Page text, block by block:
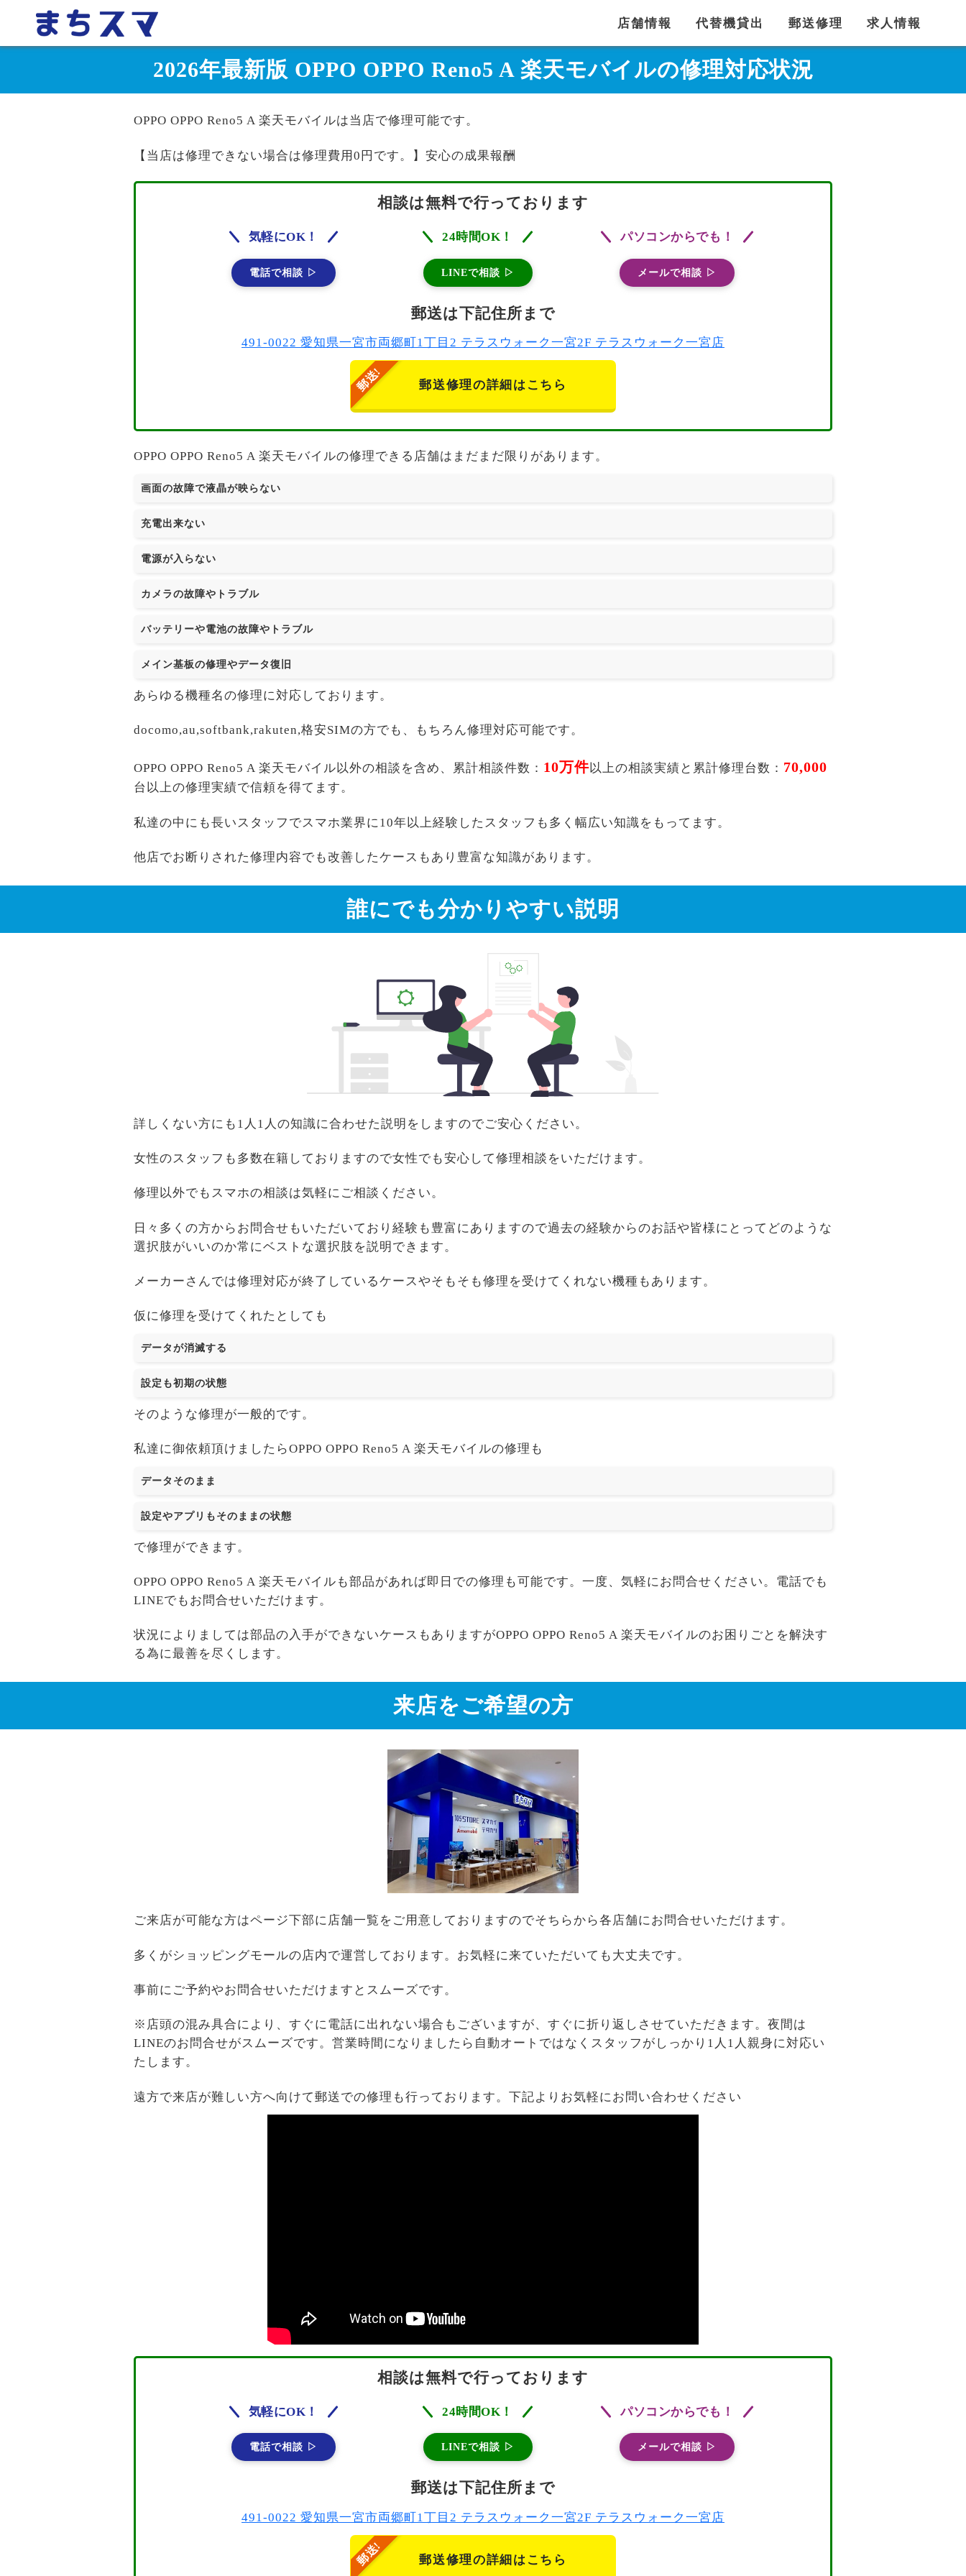
店舗情報 代替機貸出 郵送修理 求人情報
2026年最新版 OPPO OPPO Reno5 A 楽天モバイルの修理対応状況
OPPO OPPO Reno5 A 楽天モバイルは当店で修理可能です。
【当店は修理できない場合は修理費用0円です。】安心の成果報酬
相談は無料で行っております
気軽にOK！
電話で相談 ▷
24時間OK！
LINEで相談 ▷
パソコンからでも！
メールで相談 ▷
郵送は下記住所まで
491-0022 愛知県一宮市両郷町1丁目2 テラスウォーク一宮2F テラスウォーク一宮店
郵送修理の詳細はこちら
OPPO OPPO Reno5 A 楽天モバイルの修理できる店舗はまだまだ限りがあります。
画面の故障で液晶が映らない
充電出来ない
電源が入らない
カメラの故障やトラブル
バッテリーや電池の故障やトラブル
メイン基板の修理やデータ復旧
あらゆる機種名の修理に対応しております。
docomo,au,softbank,rakuten,格安SIMの方でも、もちろん修理対応可能です。
OPPO OPPO Reno5 A 楽天モバイル以外の相談を含め、累計相談件数： 10万件以上の相談実績と累計修理台数： 70,000
台以上の修理実績で信頼を得てます。
私達の中にも長いスタッフでスマホ業界に10年以上経験したスタッフも多く幅広い知識をもってます。
他店でお断りされた修理内容でも改善したケースもあり豊富な知識があります。
誰にでも分かりやすい説明
詳しくない方にも1人1人の知識に合わせた説明をしますのでご安心ください。
女性のスタッフも多数在籍しておりますので女性でも安心して修理相談をいただけます。
修理以外でもスマホの相談は気軽にご相談ください。
日々多くの方からお問合せもいただいており経験も豊富にありますので過去の経験からのお話や皆様にとってどのような
選択肢がいいのか常にベストな選択肢を説明できます。
メーカーさんでは修理対応が終了しているケースやそもそも修理を受けてくれない機種もあります。
仮に修理を受けてくれたとしても
データが消滅する
設定も初期の状態
そのような修理が一般的です。
私達に御依頼頂けましたらOPPO OPPO Reno5 A 楽天モバイルの修理も
データそのまま
設定やアプリもそのままの状態
で修理ができます。
OPPO OPPO Reno5 A 楽天モバイルも部品があれば即日での修理も可能です。一度、気軽にお問合せください。電話でも
LINEでもお問合せいただけます。
状況によりましては部品の入手ができないケースもありますがOPPO OPPO Reno5 A 楽天モバイルのお困りごとを解決す
る為に最善を尽くします。
来店をご希望の方
ご来店が可能な方はページ下部に店舗一覧をご用意しておりますのでそちらから各店舗にお問合せいただけます。
多くがショッピングモールの店内で運営しております。お気軽に来ていただいても大丈夫です。
事前にご予約やお問合せいただけますとスムーズです。
※店頭の混み具合により、すぐに電話に出れない場合もございますが、すぐに折り返しさせていただきます。夜間は
LINEのお問合せがスムーズです。営業時間になりましたら自動オートではなくスタッフがしっかり1人1人親身に対応い
たします。
遠方で来店が難しい方へ向けて郵送での修理も行っております。下記よりお気軽にお問い合わせください
相談は無料で行っております
気軽にOK！
電話で相談 ▷
24時間OK！
LINEで相談 ▷
パソコンからでも！
メールで相談 ▷
郵送は下記住所まで
491-0022 愛知県一宮市両郷町1丁目2 テラスウォーク一宮2F テラスウォーク一宮店
郵送修理の詳細はこちら